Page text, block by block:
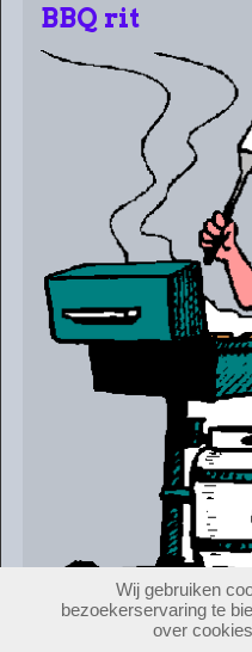
BBQ rit
Hij staat weer op de
Wij gebruiken
bezoekerservaring te
over